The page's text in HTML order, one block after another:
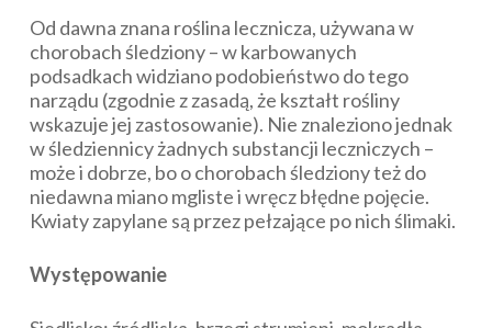
Od dawna znana roślina lecznicza, używana w
chorobach śledziony – w karbowanych
podsadkach widziano podobieństwo do tego
narządu (zgodnie z zasadą, że kształt rośliny
wskazuje jej zastosowanie). Nie znaleziono jednak
w śledziennicy żadnych substancji leczniczych –
może i dobrze, bo o chorobach śledziony też do
niedawna miano mgliste i wręcz błędne pojęcie.
Kwiaty zapylane są przez pełzające po nich ślimaki.
Występowanie